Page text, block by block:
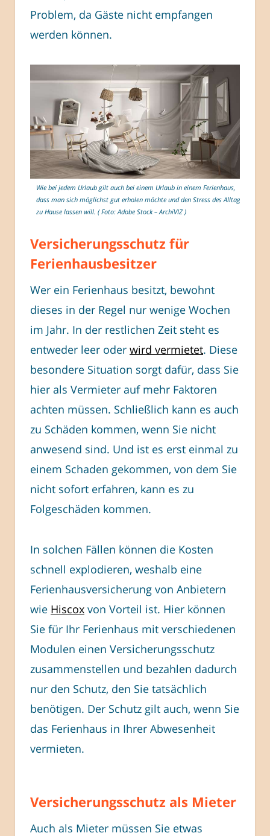
Problem, da Gäste nicht empfangen
werden können.
Wie bei jedem Urlaub gilt auch bei einem Urlaub in einem Ferienhaus,
dass man sich möglichst gut erholen möchte und den Stress des Alltags
zu Hause lassen will. ( Foto: Adobe Stock – ArchiVIZ )
Versicherungsschutz für
Ferienhausbesitzer
Wer ein Ferienhaus besitzt, bewohnt
dieses in der Regel nur wenige Wochen
im Jahr. In der restlichen Zeit steht es
entweder leer oder wird vermietet. Diese
besondere Situation sorgt dafür, dass Sie
hier als Vermieter auf mehr Faktoren
achten müssen. Schließlich kann es auch
zu Schäden kommen, wenn Sie nicht
anwesend sind. Und ist es erst einmal zu
einem Schaden gekommen, von dem Sie
nicht sofort erfahren, kann es zu
Folgeschäden kommen.
In solchen Fällen können die Kosten
schnell explodieren, weshalb eine
Ferienhausversicherung von Anbietern
wie Hiscox von Vorteil ist. Hier können
Sie für Ihr Ferienhaus mit verschiedenen
Modulen einen Versicherungsschutz
zusammenstellen und bezahlen dadurch
nur den Schutz, den Sie tatsächlich
benötigen. Der Schutz gilt auch, wenn Sie
das Ferienhaus in Ihrer Abwesenheit
vermieten.
Versicherungsschutz als Mieter
Auch als Mieter müssen Sie etwas